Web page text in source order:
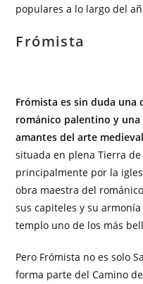
populares a lo largo del
Frómista
Frómista es sin duda una
románico palentino y
amantes del arte medieval
situada en plena Tierra de
principalmente por la
obra maestra del
sus capiteles y su
templo uno de los más
Pero Frómista no es solo
forma parte del Camino